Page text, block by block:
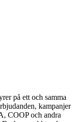
på ett och samma
kampanjer
COOP och andra